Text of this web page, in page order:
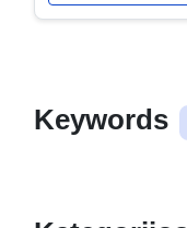
Keywords